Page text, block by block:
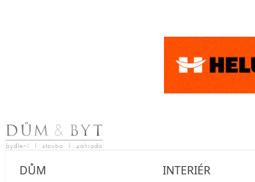
Skip to content
DŮM INTERIÉR